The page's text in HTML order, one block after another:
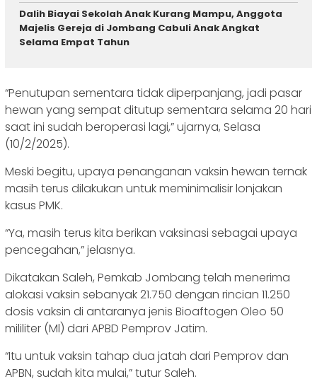
Dalih Biayai Sekolah Anak Kurang Mampu, Anggota
Majelis Gereja di Jombang Cabuli Anak Angkat
Selama Empat Tahun
“Penutupan sementara tidak diperpanjang, jadi pasar
hewan yang sempat ditutup sementara selama 20 hari
saat ini sudah beroperasi lagi,” ujarnya, Selasa
(10/2/2025).
Meski begitu, upaya penanganan vaksin hewan ternak
masih terus dilakukan untuk meminimalisir lonjakan
kasus PMK.
“Ya, masih terus kita berikan vaksinasi sebagai upaya
pencegahan,” jelasnya.
Dikatakan Saleh, Pemkab Jombang telah menerima
alokasi vaksin sebanyak 21.750 dengan rincian 11.250
dosis vaksin di antaranya jenis Bioaftogen Oleo 50
mililiter (Ml) dari APBD Pemprov Jatim.
“Itu untuk vaksin tahap dua jatah dari Pemprov dan
APBN, sudah kita mulai,” tutur Saleh.